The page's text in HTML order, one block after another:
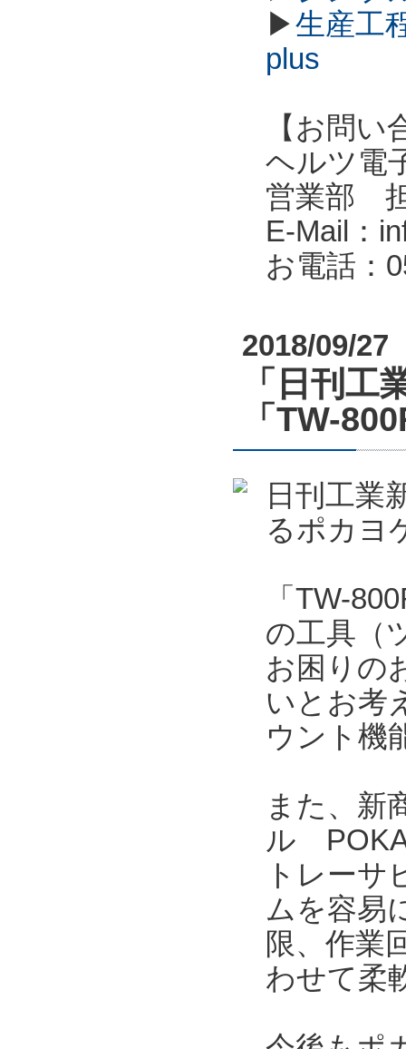
▶生産工
plus
【お問い
ヘルツ電
営業部
E-Mail：
お電話：
2018/09/27
「日刊工
「TW-
日刊工業
るポカヨ
「TW-
の工具（
お困りの
いとお考
ウント機
また、新
ル
トレーサ
ムを容易
限、作業
わせて柔